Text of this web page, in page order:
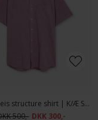
Signal - Teis structure shirt | K/Æ Skjorte Mauve Rose
500,- DKK 300,-